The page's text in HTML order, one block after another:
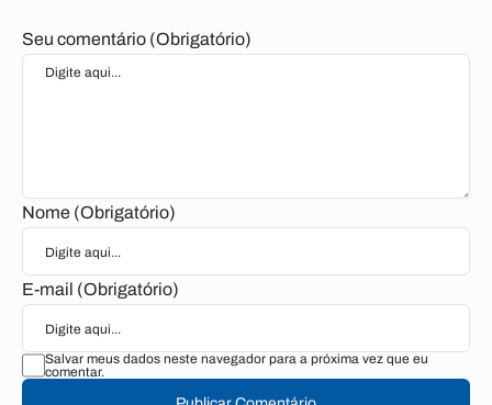
Seu comentário (Obrigatório)
Nome (Obrigatório)
E-mail (Obrigatório)
Salvar meus dados neste navegador para a próxima vez que eu
comentar.